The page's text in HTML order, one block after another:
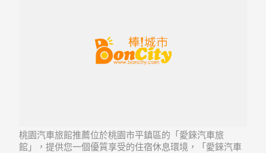
桃園汽車旅館推薦位於桃園市平鎮區的「愛錸汽車旅
館」，提供您一個優質享受的住宿休息環境，「愛錸汽車